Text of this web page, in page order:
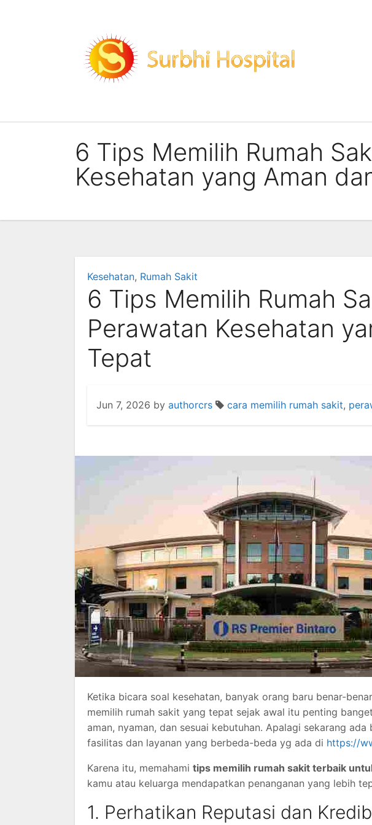
6 Tips Memilih Rumah
Kesehatan yang Aman
Kesehatan, Rumah Sakit
6 Tips Memilih Rumah
Perawatan Kesehatan
Tepat
Jun 7, 2026 by authorcrs cara memilih rumah sakit,
Ketika bicara soal kesehatan, banyak orang baru benar-
memilih rumah sakit yang tepat sejak awal itu penting
aman, nyaman, dan sesuai kebutuhan. Apalagi sekarang
fasilitas dan layanan yang berbeda-beda yg ada di https://
Karena itu, memahami tips memilih rumah sakit terbaik
kamu atau keluarga mendapatkan penanganan yang lebih
1. Perhatikan Reputasi dan